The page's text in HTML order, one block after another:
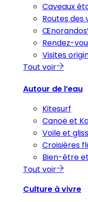
Caveaux
Routes des
Rendez-
Visites
Tout voir
Autour de l’eau
Kitesurf
Canoë et
Voile et
Croisières
Bien-être
Tout voir
Culture à vivre